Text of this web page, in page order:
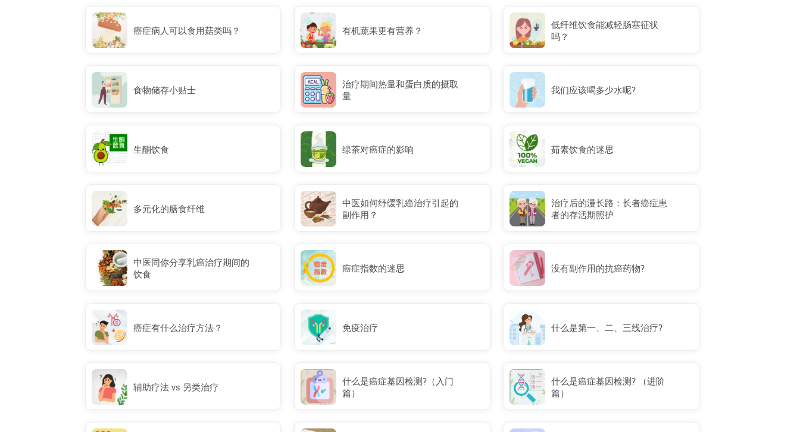
癌症病人可以食用菇类吗？ 有机蔬果更有营养？
低纤维饮食能减轻肠塞征状
吗？
食物储存小贴士
治疗期间热量和蛋白质的摄取
量
我们应该喝多少水呢?
生酮饮食 绿茶对癌症的影响 茹素饮食的迷思
多元化的膳食纤维
中医如何纾缓乳癌治疗引起的
副作用？
治疗后的漫长路：长者癌症患
者的存活期照护
中医同你分享乳癌治疗期间的
饮食
癌症指数的迷思 没有副作用的抗癌药物?
癌症有什么治疗方法？ 免疫治疗 什么是第一、二、三线治疗?
辅助疗法 vs 另类治疗
什么是癌症基因检测?（入门
篇）
什么是癌症基因检测? （进阶
篇）